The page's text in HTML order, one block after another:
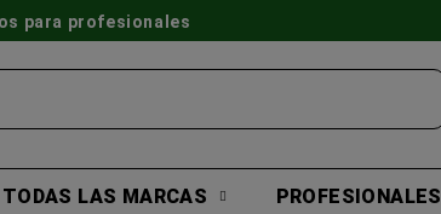
para profesionales
TODAS LAS MARCAS PROFESIONALES